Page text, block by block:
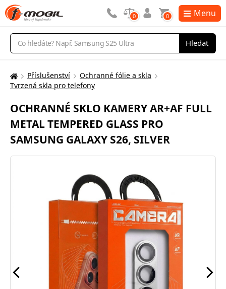
Vyhledávání
Hledat
0 0 Menu
Zde
nacházíte:
Příslušenství
Ochranné fólie a skla
Tvrzená skla pro telefony
OCHRANNÉ SKLO KAMERY AR+AF FULL
METAL TEMPERED GLASS PRO
SAMSUNG GALAXY S26, SILVER